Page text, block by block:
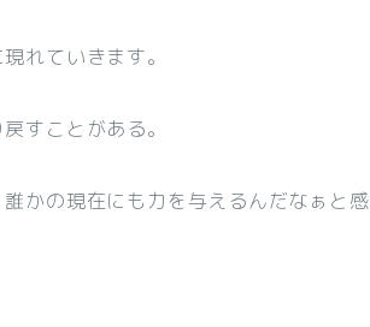
れていきます。
すことがある。
かの現在にも力を与えるんだなぁと感